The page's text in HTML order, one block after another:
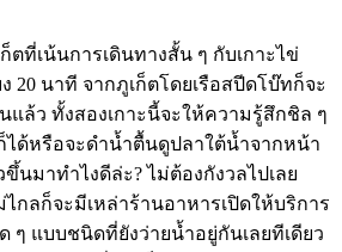
ตที่เน้นการเดินทางสั้น ๆ กับเกาะไข่
20 นาที จากภูเก็ตโดยเรือสปีดโบ๊ทก็จะ
แล้ว ทั้งสองเกาะนี้จะให้ความรู้สึกชิล ๆ
ด้หรือจะดำน้ำตื้นดูปลาใต้น้ำจากหน้า
นมาทำไงดีล่ะ? ไม่ต้องกังวลไปเลย
ไกลก็จะมีเหล่าร้านอาหารเปิดให้บริการ
ๆ แบบชนิดที่ยังว่ายน้ำอยู่กันเลยทีเดียว